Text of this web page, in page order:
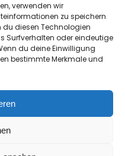
verwenden wir
zu speichern
diesen Technologien
Surfverhalten oder eindeutige
du deine Einwilligung
bestimmte Merkmale und
Sage 100
mit Sage 100
erfassen,